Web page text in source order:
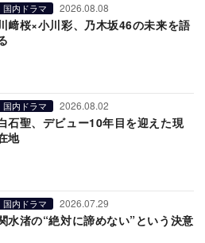
国内ドラマ 2026.08.08
﨑桜×小川彩、乃木坂46の未来を語
国内ドラマ 2026.08.02
石聖、デビュー10年目を迎えた現
地
国内ドラマ 2026.07.29
水渚の“絶対に諦めない”という決意